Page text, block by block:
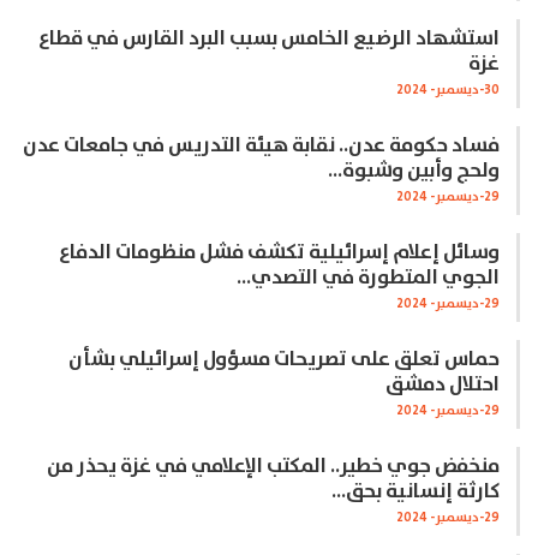
استشهاد الرضيع الخامس بسبب البرد القارس في قطاع
غزة
30-ديسمبر- 2024
فساد حكومة عدن.. نقابة هيئة التدريس في جامعات عدن
ولحج وأبين وشبوة…
29-ديسمبر- 2024
وسائل إعلام إسرائيلية تكشف فشل منظومات الدفاع
الجوي المتطورة في التصدي…
29-ديسمبر- 2024
حماس تعلق على تصريحات مسؤول إسرائيلي بشأن
احتلال دمشق
29-ديسمبر- 2024
منخفض جوي خطير.. المكتب الإعلامي في غزة يحذر من
كارثة إنسانية بحق…
29-ديسمبر- 2024